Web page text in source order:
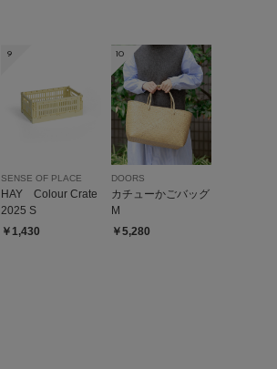
9
SENSE OF PLACE
HAY Colour Crate
2025 S
￥1,430
10
DOORS
カチューかごバッグ
M
￥5,280